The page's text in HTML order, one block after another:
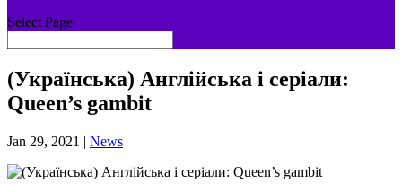
Select Page
(Українська) Англійська і серіали:
Queen’s gambit
Jan 29, 2021 | News